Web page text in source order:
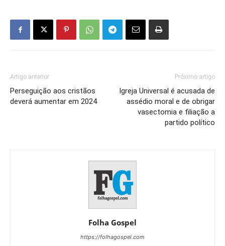
Artigo anterior
Perseguição aos cristãos
deverá aumentar em 2024
Próximo artigo
Igreja Universal é acusada de
assédio moral e de obrigar
vasectomia e filiação a
partido político
Folha Gospel
https://folhagospel.com